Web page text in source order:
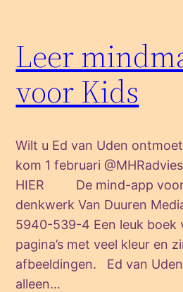
Leer
voor Kids
Wilt u Ed van Uden
kom 1 februari
HIER De mind-app voor
denkwerk Van Duuren
5940-539-4 Een leuk boek
pagina’s met veel kleur en
afbeeldingen. Ed van
alleen…